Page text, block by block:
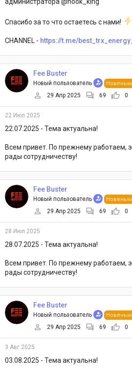
Спасибо за то что остаетесь с нами!
CHANNEL - https://t.me/
Fee Buster
Новый пользователь
29 Апр 2025 69 0
22 Июл 2025
22.07.2025 - Тема актуальна!
Всем привет. По прежнему работаем,
рады сотрудничеству!
Fee Buster
Новый пользователь
29 Апр 2025 69 0
28 Июл 2025
28.07.2025 - Тема актуальна!
Всем привет. По прежнему работаем,
рады сотрудничеству!
Fee Buster
Новый пользователь
29 Апр 2025 69 0
3 Авг 2025
03.08.2025 - Тема актуальна!